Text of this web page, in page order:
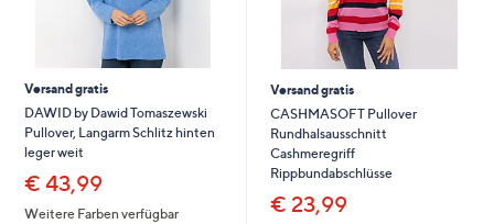
Versand gratis
DAWID by Dawid Tomaszewski
Pullover, Langarm Schlitz hinten
leger weit
€ 43,99
Weitere Farben verfügbar
Versand gratis
CASHMASOFT Pullover
Rundhalsausschnitt
Cashmeregriff
Rippbundabschlüsse
€ 23,99